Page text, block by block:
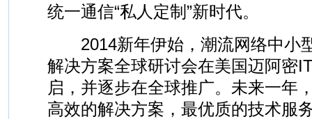
统一通信“私人定制”新时代。
2014新年伊始，潮流网络中小
解决方案全球研讨会在美国迈阿密
启，并逐步在全球推广。未来一年
高效的解决方案，最优质的技术服